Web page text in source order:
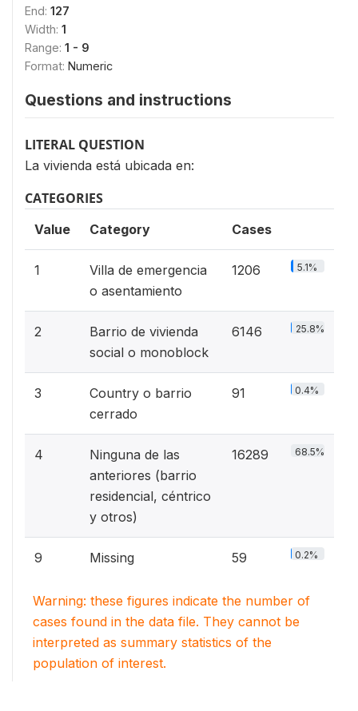
End: 127
Width: 1
Range: 1 - 9
Format: Numeric
Questions and instructions
LITERAL QUESTION
La vivienda está ubicada en:
CATEGORIES
Value Category Cases
1
Villa de emergencia
o asentamiento
1206 5.1%
2
Barrio de vivienda
social o monoblock
6146 25.8%
3
Country o barrio
cerrado
91 0.4%
4
Ninguna de las
anteriores (barrio
residencial, céntrico
y otros)
16289 68.5%
9 Missing 59 0.2%
Warning: these figures indicate the number of
cases found in the data file. They cannot be
interpreted as summary statistics of the
population of interest.